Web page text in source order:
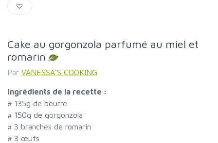
Cake au gorgonzola parfumé au miel et
romarin
Par VANESSA'S COOKING
Ingrédients de la recette :
# 135g de beurre
# 150g de gorgonzola
# 3 branches de romarin
# 3 œufs